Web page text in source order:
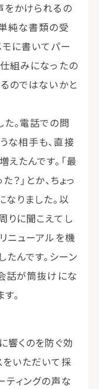
をかけられるの
純な書類の受
モに書いてパー
組みになったの
のではないかと
。電話での問
な相手も、直接
たんです。「最
？」とか、ちょっ
りました。以
りに聞こえてし
ニューアルを機
んです。シーン
話が筒抜けにな
。
響くのを防ぐ効
をいただいて採
ティングの声な